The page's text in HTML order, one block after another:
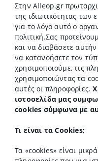
Στην Alleop.gr
της ιδιωτικότητας των
για το λόγο αυτό ο
πολιτική.Σας
και να διαβάσετε
να κατανοήσετε τον
χρησιμοποιούμε, τις
χρησιμοποιώντας τα
αυτές οι πληροφορίες.
ιστοσελίδα μας
cookies σύμφωνα με
Τι είναι τα Cookies;
Τα «cookies» είναι